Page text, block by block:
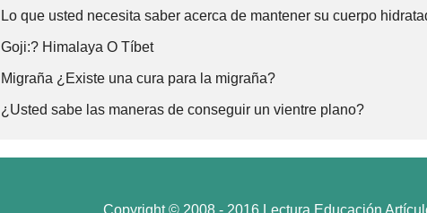
Lo que usted necesita saber acerca de mantener su cuerpo
Goji:? Himalaya O Tíbet
Migraña ¿Existe una cura para la migraña?
¿Usted sabe las maneras de conseguir un vientre plano?
Copyright © 2008 - 2016 Lectura Educación